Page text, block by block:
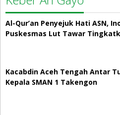
Al-Qur’an Penyejuk Hati ASN,
Puskesmas Lut Tawar
Kacabdin Aceh Tengah Antar
Kepala SMAN 1 Takengon